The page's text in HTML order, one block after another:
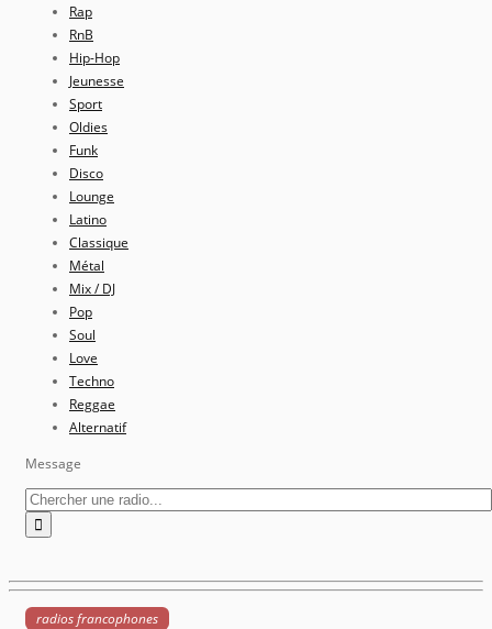
Rap
RnB
Hip-Hop
Jeunesse
Sport
Oldies
Funk
Disco
Lounge
Latino
Classique
Métal
Mix / DJ
Pop
Soul
Love
Techno
Reggae
Alternatif
Message
radios francophones